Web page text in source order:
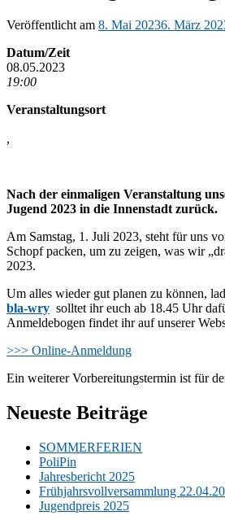
Veröffentlicht am 8. Mai 20236. März
Datum/Zeit
08.05.2023
19:00
Veranstaltungsort
,
Nach der einmaligen Veranstaltung
Jugend 2023 in die Innenstadt zurück.
Am Samstag, 1. Juli 2023, steht für uns
Schopf packen, um zu zeigen, was wir
2023.
Um alles wieder gut planen zu können,
bla-wry solltet ihr euch ab 18.45 Uhr
Anmeldebogen findet ihr auf unserer
>>> Online-Anmeldung
Ein weiterer Vorbereitungstermin ist für
Neueste Beiträge
SOMMERFERIEN
PoliPin
Jahresbericht 2025
Frühjahrsvollversammlung
Jugendpreis 2025